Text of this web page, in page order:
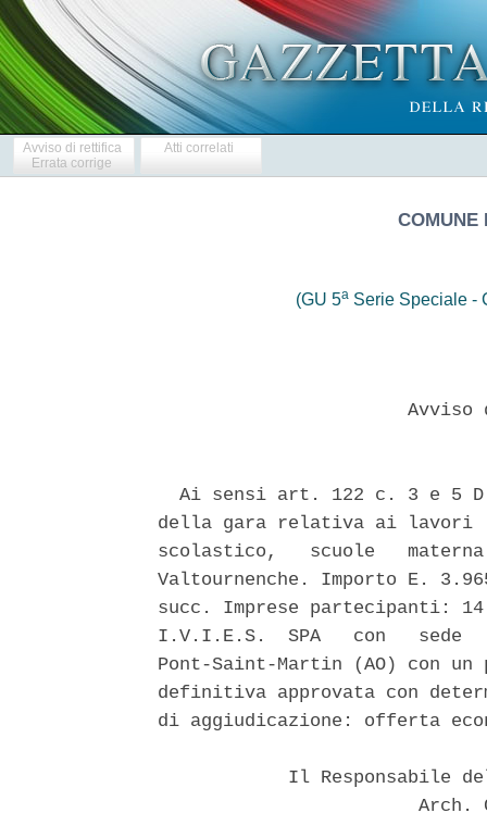
Avviso di rettifica
Errata corrige
Atti correlati
COMUNE
(GU 5a Serie Speciale -
Ai sensi art. 122 c. 3 e 5
della gara relativa ai lavori
scolastico,   scuole
Valtournenche. Importo E.
succ. Imprese partecipanti:
I.V.I.E.S.  SPA   con   sede
Pont-Saint-Martin (AO) con
definitiva approvata con
di aggiudicazione: offerta
Il Responsabile